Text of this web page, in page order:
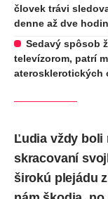
človek trávi
denne až dve
Sedavý spôsob
televízorom, patrí
aterosklerotických
Ľudia vždy
skracovaní
širokú plejádu